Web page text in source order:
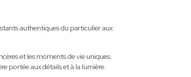
authentiques du particulier aux
et les moments de vie uniques.
portée aux détails et à la lumière.